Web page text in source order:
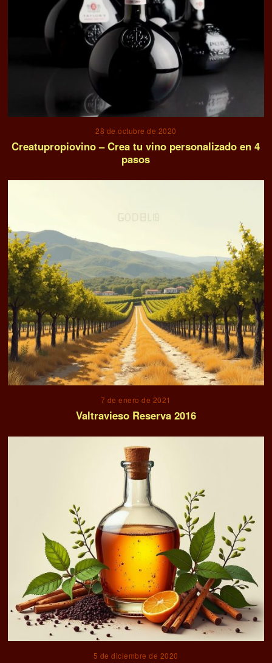
28 de octubre de 2020
Creatupropiovino – Crea tu vino personalizado en 4
pasos
7 de enero de 2021
Valtravieso Reserva 2016
5 de diciembre de 2020